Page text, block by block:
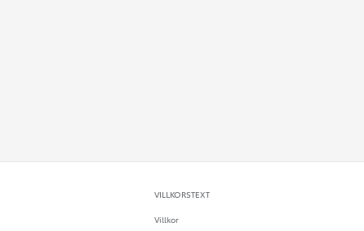
VILLKORSTEXT
Villkor